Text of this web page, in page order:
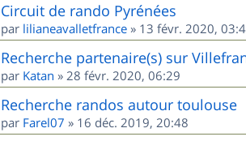
Circuit de rando Pyrénées
par lilianeavalletfrance » 13 févr. 2020,
Recherche partenaire(s) sur
par Katan » 28 févr. 2020, 06:29
Recherche randos autour toulouse
par Farel07 » 16 déc. 2019, 20:48